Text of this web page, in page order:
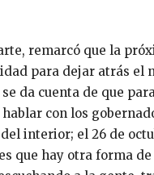
remarcó que la
para dejar atrás el
da cuenta de que
con los
interior; el 26 de
que hay otra forma